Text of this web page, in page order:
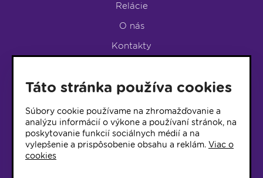
Relácie
O nás
Kontakty
LUMEN KLUB
LUMEN KLUB PRIHLÁŠKA
© 2017 Rádio Lumen, Všetky práva vyhradené
Táto stránka používa cookies
Súbory cookie používame na zhromažďovanie a
analýzu informácií o výkone a používaní stránok, na
poskytovanie funkcií sociálnych médií a na
vylepšenie a prispôsobenie obsahu a reklám. Viac o
cookies